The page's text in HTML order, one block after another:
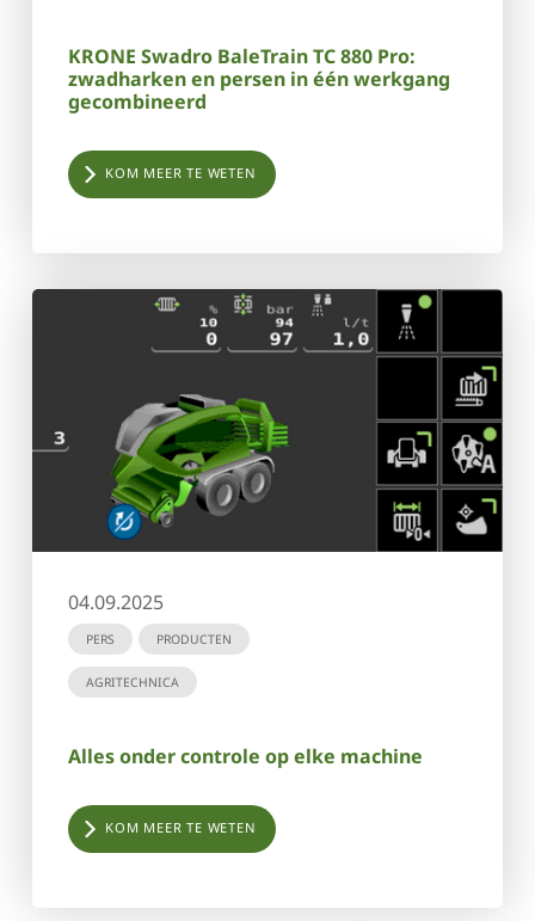
KRONE Swadro BaleTrain TC 880 Pro:
zwadharken en persen in één werkgang
gecombineerd
KOM MEER TE WETEN
04.09.2025
PERS PRODUCTEN
AGRITECHNICA
Alles onder controle op elke machine
KOM MEER TE WETEN